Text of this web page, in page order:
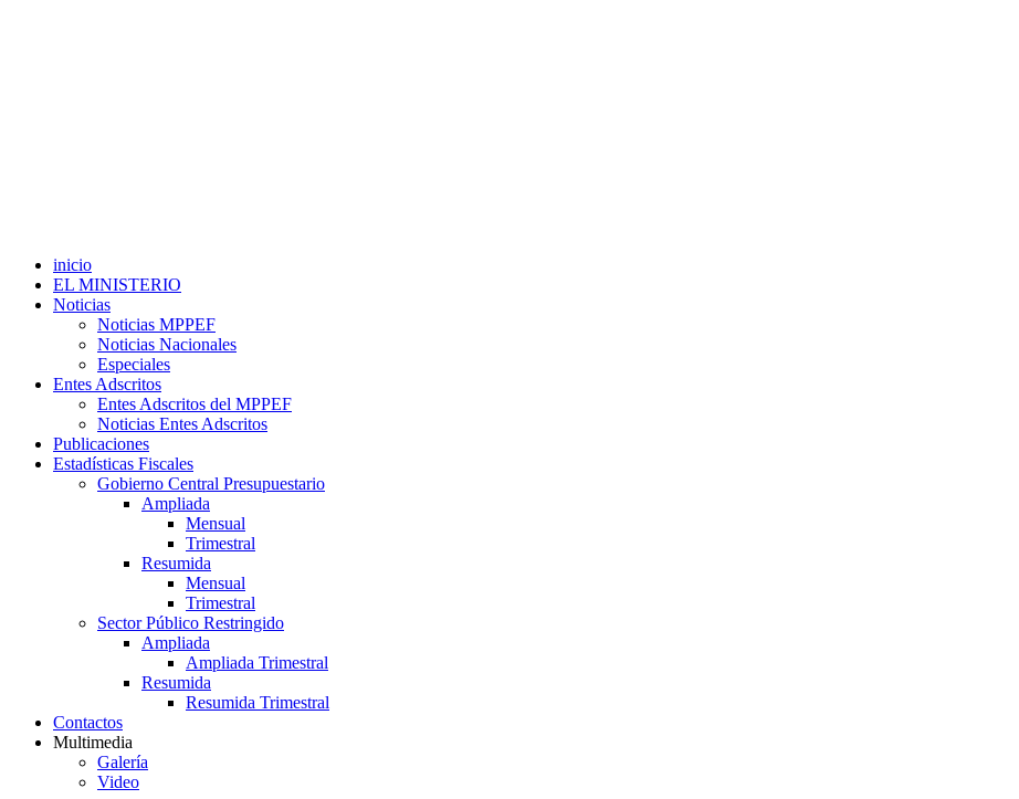
inicio
EL MINISTERIO
Noticias
Noticias MPPEF
Noticias Nacionales
Especiales
Entes Adscritos
Entes Adscritos del MPPEF
Noticias Entes Adscritos
Publicaciones
Estadísticas Fiscales
Gobierno Central Presupuestario
Ampliada
Mensual
Trimestral
Resumida
Mensual
Trimestral
Sector Público Restringido
Ampliada
Ampliada Trimestral
Resumida
Resumida Trimestral
Contactos
Multimedia
Galería
Video